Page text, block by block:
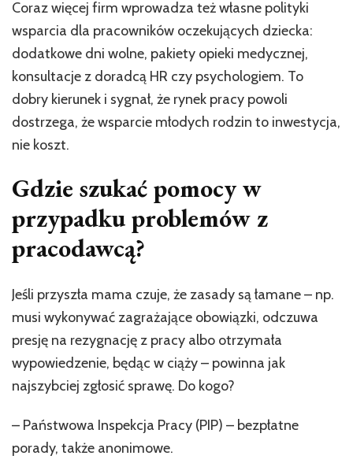
Coraz więcej firm wprowadza też własne polityki
wsparcia dla pracowników oczekujących dziecka:
dodatkowe dni wolne, pakiety opieki medycznej,
konsultacje z doradcą HR czy psychologiem. To
dobry kierunek i sygnał, że rynek pracy powoli
dostrzega, że wsparcie młodych rodzin to inwestycja,
nie koszt.
Gdzie szukać pomocy w
przypadku problemów z
pracodawcą?
Jeśli przyszła mama czuje, że zasady są łamane – np.
musi wykonywać zagrażające obowiązki, odczuwa
presję na rezygnację z pracy albo otrzymała
wypowiedzenie, będąc w ciąży – powinna jak
najszybciej zgłosić sprawę. Do kogo?
– Państwowa Inspekcja Pracy (PIP) – bezpłatne
porady, także anonimowe.